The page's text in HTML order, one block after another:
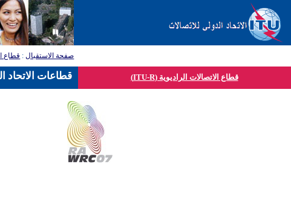
صفحة الاستقبال: قطاع
قطاع الاتصالات الراديوية (ITU-R) قطاعات الاتحاد